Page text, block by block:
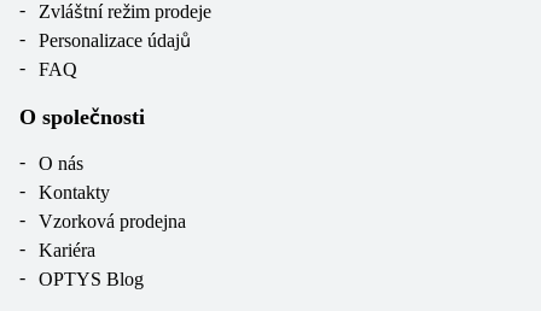
Zvláštní režim prodeje
Personalizace údajů
FAQ
O společnosti
O nás
Kontakty
Vzorková prodejna
Kariéra
OPTYS Blog